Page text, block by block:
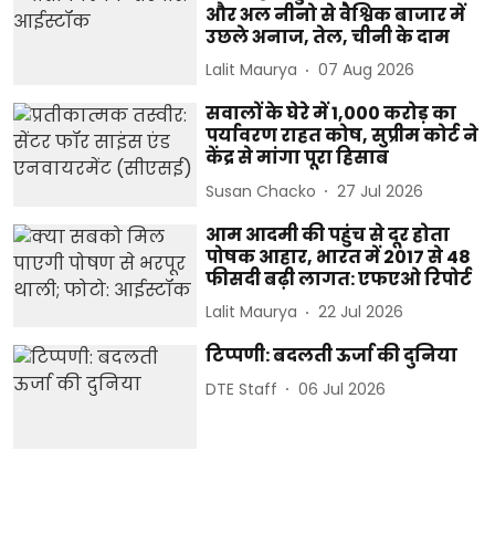
और अल नीनो से वैश्विक बाजार में
उछले अनाज, तेल, चीनी के दाम
Lalit Maurya 07 Aug 2026
सवालों के घेरे में 1,000 करोड़ का
पर्यावरण राहत कोष, सुप्रीम कोर्ट ने
केंद्र से मांगा पूरा हिसाब
Susan Chacko 27 Jul 2026
आम आदमी की पहुंच से दूर होता
पोषक आहार, भारत में 2017 से 48
फीसदी बढ़ी लागत: एफएओ रिपोर्ट
Lalit Maurya 22 Jul 2026
टिप्पणी: बदलती ऊर्जा की दुनिया
DTE Staff 06 Jul 2026